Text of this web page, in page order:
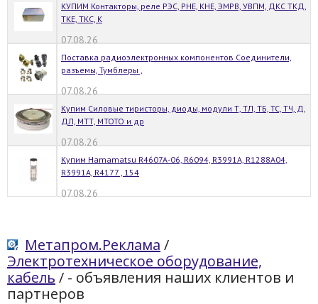
КУПИМ Контакторы, реле РЭС, РНЕ, КНЕ, ЭМРВ, УВПМ, ДКС ТКД,
ТКЕ, ТКС, К
07.08.26
Поставка радиоэлектронных компонентов Соединители,
разъемы, Тумблеры ,
07.08.26
Купим Силовые тиристоры, диоды, модули Т, ТЛ, ТБ, ТС, ТЧ, Д,
ДЛ, МТТ, МТОТО и др
07.08.26
Купим Hamamatsu R4607A-06, R6094, R3991A, R1288A04,
R3991A, R4177 , 154
07.08.26
Метапром.Реклама /
Электротехническое оборудование,
кабель / - объявления наших клиентов и
партнеров